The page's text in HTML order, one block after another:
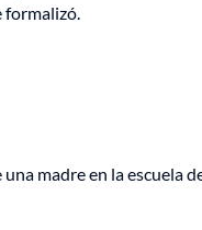
formalizó.
madre en la escuela